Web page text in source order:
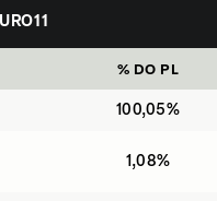
% DO PL
100,05%
1,08%